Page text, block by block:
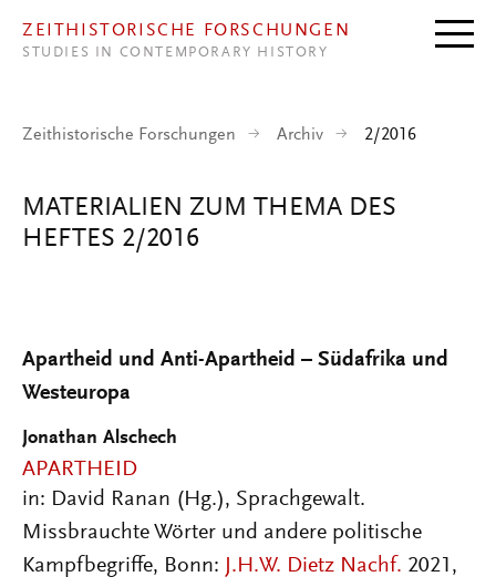
ZEITHISTORISCHE FORSCHUNGEN
STUDIES IN CONTEMPORARY HISTORY
Zeithistorische Forschungen Archiv 2/2016
MATERIALIEN ZUM THEMA DES
HEFTES 2/2016
Apartheid und Anti-Apartheid – Südafrika und
Westeuropa
Jonathan Alschech
APARTHEID
in: David Ranan (Hg.), Sprachgewalt.
Missbrauchte Wörter und andere politische
Kampfbegriffe, Bonn: J.H.W. Dietz Nachf. 2021,